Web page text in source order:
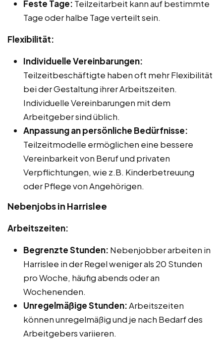
Feste Tage: Teilzeitarbeit kann auf bestimmte
Tage oder halbe Tage verteilt sein.
Flexibilität:
Individuelle Vereinbarungen:
Teilzeitbeschäftigte haben oft mehr Flexibilität
bei der Gestaltung ihrer Arbeitszeiten.
Individuelle Vereinbarungen mit dem
Arbeitgeber sind üblich.
Anpassung an persönliche Bedürfnisse:
Teilzeitmodelle ermöglichen eine bessere
Vereinbarkeit von Beruf und privaten
Verpflichtungen, wie z.B. Kinderbetreuung
oder Pflege von Angehörigen.
Nebenjobs in Harrislee
Arbeitszeiten:
Begrenzte Stunden: Nebenjobber arbeiten in
Harrislee in der Regel weniger als 20 Stunden
pro Woche, häufig abends oder an
Wochenenden.
Unregelmäßige Stunden:Arbeitszeiten
können unregelmäßig und je nach Bedarf des
Arbeitgebers variieren.